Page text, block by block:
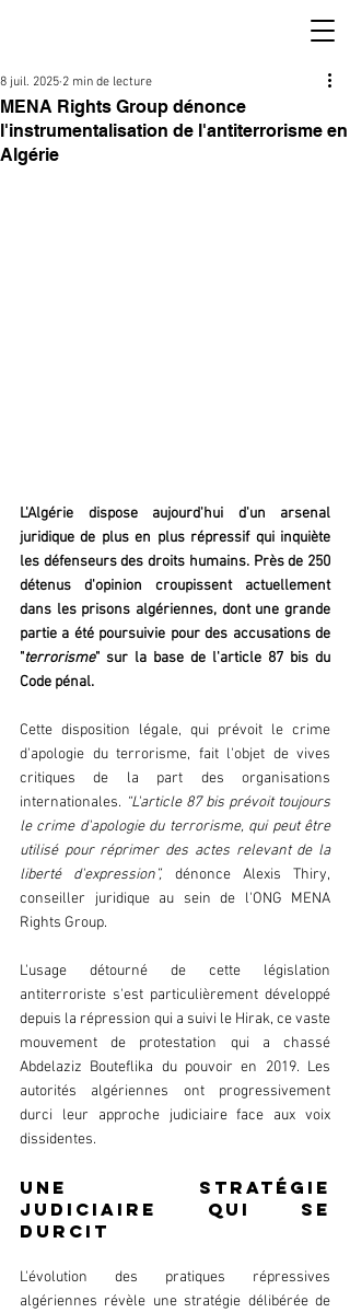
MENA Rights Group dénonce
l'instrumentalisation de l'antiterrorisme en
Algérie
8 juil. 2025 2 min de lecture
L'Algérie dispose aujourd'hui d'un arsenal
juridique de plus en plus répressif qui inquiète
les défenseurs des droits humains. Près de 250
détenus d'opinion croupissent actuellement
dans les prisons algériennes, dont une grande
partie a été poursuivie pour des accusations de
"terrorisme" sur la base de l'article 87 bis du
Code pénal.
Cette disposition légale, qui prévoit le crime
d'apologie du terrorisme, fait l'objet de vives
critiques de la part des organisations
internationales. “L'article 87 bis prévoit toujours
le crime d'apologie du terrorisme, qui peut être
utilisé pour réprimer des actes relevant de la
liberté d'expression”, dénonce Alexis Thiry,
conseiller juridique au sein de l'ONG MENA
Rights Group.
L'usage détourné de cette législation
antiterroriste s'est particulièrement développé
depuis la répression qui a suivi le Hirak, ce vaste
mouvement de protestation qui a chassé
Abdelaziz Bouteflika du pouvoir en 2019. Les
autorités algériennes ont progressivement
durci leur approche judiciaire face aux voix
dissidentes.
Une stratégie
judiciaire qui se
durcit
L'évolution des pratiques répressives
algériennes révèle une stratégie délibérée de